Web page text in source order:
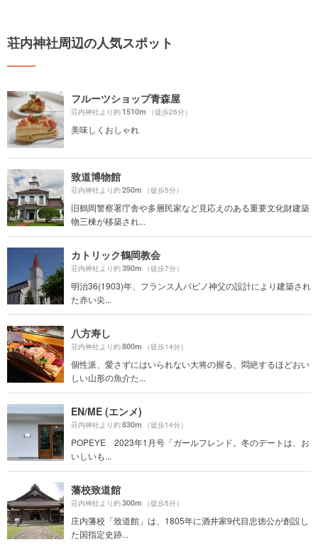
荘内神社周辺の人気スポット
フルーツショップ青森屋
荘内神社より約1510m （徒歩26分）
美味しくおしゃれ
致道博物館
荘内神社より約250m （徒歩5分）
旧鶴岡警察署庁舎や多層民家など見応えのある重要文化財建築
物三棟が移築され...
カトリック鶴岡教会
荘内神社より約390m （徒歩7分）
明治36(1903)年、フランス人パピノ神父の設計により建築され
た赤い尖...
八方寿し
荘内神社より約800m （徒歩14分）
個性派、愛さずにはいられない大将の握る、悶絶するほどおい
しい山形の魚介た...
EN/ME (エンメ)
荘内神社より約830m （徒歩14分）
POPEYE 2023年1月号「ガールフレンド。冬のデートは、お
いしいも...
藩校致道館
荘内神社より約300m （徒歩5分）
庄内藩校「致道館」は、1805年に酒井家9代目忠徳公が創設し
た国指定史跡...